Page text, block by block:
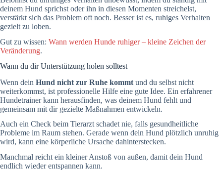
deinem Hund sprichst oder ihn in diesen Momenten streichelst,
verstärkt sich das Problem oft noch. Besser ist es, ruhiges Verhalten
gezielt zu loben.
Gut zu wissen: Wann werden Hunde ruhiger – kleine Zeichen der
Veränderung.
Wann du dir Unterstützung holen solltest
Wenn dein Hund nicht zur Ruhe kommt und du selbst nicht
weiterkommst, ist professionelle Hilfe eine gute Idee. Ein erfahrener
Hundetrainer kann herausfinden, was deinem Hund fehlt und
gemeinsam mit dir gezielte Maßnahmen entwickeln.
Auch ein Check beim Tierarzt schadet nie, falls gesundheitliche
Probleme im Raum stehen. Gerade wenn dein Hund plötzlich unruhig
wird, kann eine körperliche Ursache dahinterstecken.
Manchmal reicht ein kleiner Anstoß von außen, damit dein Hund
endlich wieder entspannen kann.